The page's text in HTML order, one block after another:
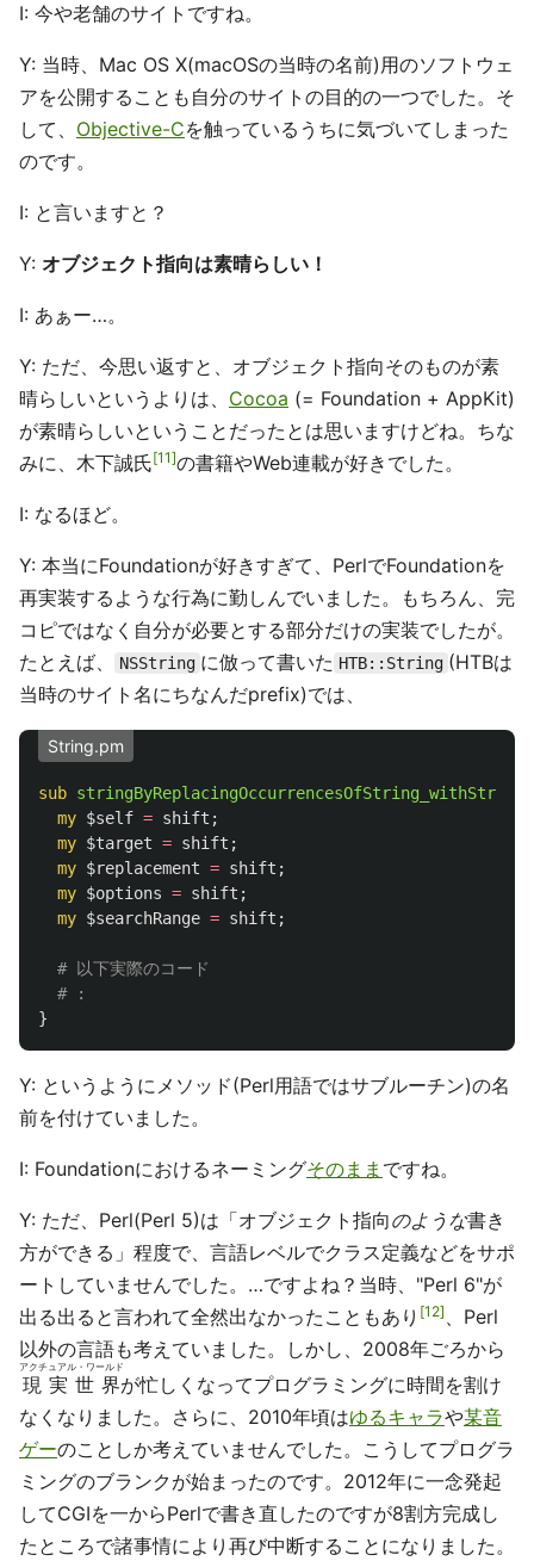
I: 今や老舗のサイトですね。
Y: 当時、Mac OS X(macOSの当時の名前)用のソフトウェ
アを公開することも自分のサイトの目的の一つでした。そ
して、 Objective-Cを触っているうちに気づいてしまった
のです。
I: と言いますと？
Y: オブジェクト指向は素晴らしい！
I: あぁー…。
Y: ただ、今思い返すと、オブジェクト指向そのものが素
晴らしいというよりは、 Cocoa (= Foundation + AppKit)
が素晴らしいということだったとは思いますけどね。ちな
みに、木下誠氏 11 の書籍やWeb連載が好きでした。
I: なるほど。
Y: 本当にFoundationが好きすぎて、PerlでFoundationを
再実装するような行為に勤しんでいました。もちろん、完
コピではなく自分が必要とする部分だけの実装でしたが。
たとえば、
NSString に倣って書いた HTB::String (HTBは
当時のサイト名にちなんだprefix)では、
String.pm
sub
my $self = shift ;
my $target = shift ;
my $replacement = shift ;
my $options = shift ;
my $searchRange = shift ;
# 以下実際のコード
# :
}
Y: というようにメソッド(Perl用語ではサブルーチン)の名
前を付けていました。
I: Foundationにおけるネーミングそのまま ですね。
Y: ただ、Perl(Perl 5)は「オブジェクト指向のような書き
方ができる」程度で、言語レベルでクラス定義などをサポ
ートしていませんでした。…ですよね？当時、"Perl 6"が
出る出ると言われて全然出なかったこともあり 12 、Perl
以外の言語も考えていました。しかし、2008年ごろから
現実世界
アクチュアル・ワールド
が忙しくなってプログラミングに時間を割け
なくなりました。さらに、2010年頃はゆるキャラや某音
ゲーのことしか考えていませんでした。こうしてプログラ
ミングのブランクが始まったのです。2012年に一念発起
してCGIを一からPerlで書き直したのですが8割方完成し
たところで諸事情により再び中断することになりました。